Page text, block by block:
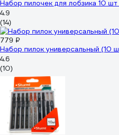
Набор пилочек для лобзика 10
4.9
(14)
779 ₽
Набор пилок универсальный (10
4.6
(10)